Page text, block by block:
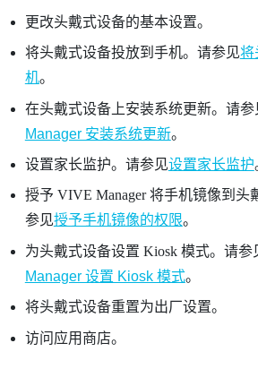
更改头戴式设备的基本设置。
将头戴式设备投放到手机。请参见将
机。
在头戴式设备上安装系统更新。请参
Manager 安装系统更新。
设置家长监护。请参见设置家长监护
授予 VIVE Manager将手机镜像到头
参见授予手机镜像的权限。
为头戴式设备设置 Kiosk 模式。请参
Manager 设置 Kiosk 模式。
将头戴式设备重置为出厂设置。
访问应用商店。